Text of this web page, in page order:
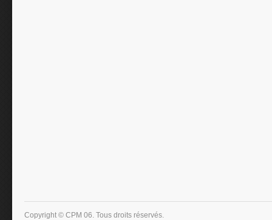
Copyright © CPM 06. Tous droits réservés.